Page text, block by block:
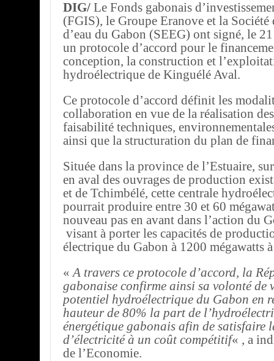
DIG/ Le Fonds gabonais
(FGIS), le Groupe Eranove et la Société
d’eau du Gabon (SEEG) ont signé, le
un protocole d’accord pour le
conception, la construction et
hydroélectrique de Kinguélé Aval.
Ce protocole d’accord définit les
collaboration en vue de la réalisation
faisabilité techniques,
ainsi que la structuration du plan de
Située dans la province de l’Estuaire,
en aval des ouvrages de production
et de Tchimbélé, cette centrale
pourrait produire entre 30 et 60
nouveau pas en avant dans l’action du
visant à porter les capacités de
électrique du Gabon à 1200 mégawatts
« A travers ce protocole d’accord, la
gabonaise confirme ainsi sa volonté de
potentiel hydroélectrique du Gabon en
hauteur de 80% la part de
énergétique gabonais afin de satisfaire
d’électricité à un coût compétitif« , a
de l’Economie.